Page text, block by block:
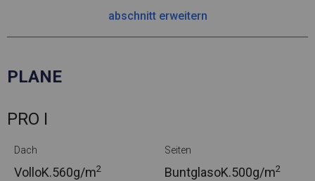
abschnitt erweitern
PLANE
PRO I
Dach
VolloK.560g/m2
Seiten
BuntglasoK.500g/m2